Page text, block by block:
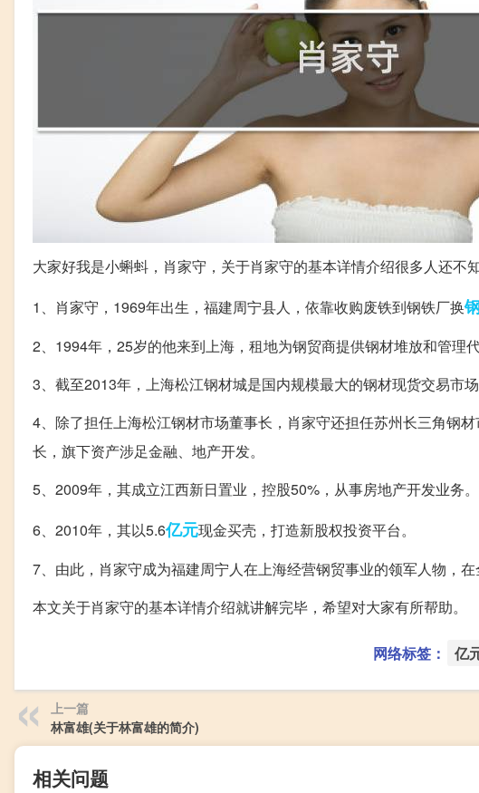
大家好我是小蝌蚪，肖家守，关于肖家守的基本详情介绍很多人还不
1、肖家守，1969年出生，福建周宁县人，依靠收购废铁到钢铁厂换
2、1994年，25岁的他来到上海，租地为钢贸商提供钢材堆放和管理
3、截至2013年，上海松江钢材城是国内规模最大的钢材现货交易市场
4、除了担任上海松江钢材市场董事长，肖家守还担任苏州长三角钢
长，旗下资产涉足金融、地产开发。
5、2009年，其成立江西新日置业，控股50%，从事房地产开发业务。
6、2010年，其以5.6亿元现金买壳，打造新股权投资平台。
7、由此，肖家守成为福建周宁人在上海经营钢贸事业的领军人物，
本文关于肖家守的基本详情介绍就讲解完毕，希望对大家有所帮助。
网络标签： 亿
上一篇
林富雄(关于林富雄的简介)
相关问题